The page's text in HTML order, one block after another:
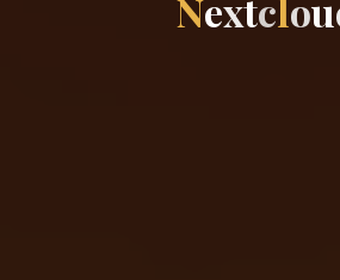
Nextclou